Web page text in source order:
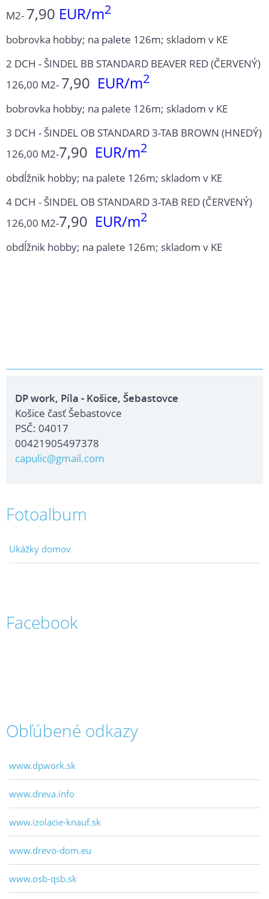
M2- 7,90 EUR/m2
bobrovka hobby; na palete 126m; skladom v KE
2 DCH - ŠINDEL BB STANDARD BEAVER RED (ČERVENÝ)
126,00 M2- 7,90 EUR/m2
bobrovka hobby; na palete 126m; skladom v KE
3 DCH - ŠINDEL OB STANDARD 3-TAB BROWN (HNEDÝ)
126,00 M2-7,90 EUR/m2
obdĺžnik hobby; na palete 126m; skladom v KE
4 DCH - ŠINDEL OB STANDARD 3-TAB RED (ČERVENÝ)
126,00 M2-7,90 EUR/m2
obdĺžnik hobby; na palete 126m; skladom v KE
DP work, Píla - Košice, Šebastovce
Košice časť Šebastovce
PSČ: 04017
00421905497378
capulic@gmail.com
Fotoalbum
Ukážky domov
Facebook
Obľúbené odkazy
www.dpwork.sk
www.dreva.info
www.izolacie-knauf.sk
www.drevo-dom.eu
www.osb-qsb.sk